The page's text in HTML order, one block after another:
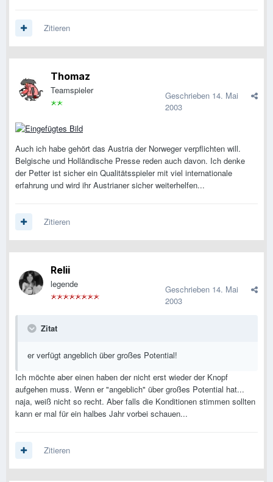
Zitieren
Thomaz
Teamspieler Geschrieben 14. Mai
2003
Auch ich habe gehört das Austria der Norweger verpflichten will.
Belgische und Holländische Presse reden auch davon. Ich denke
der Petter ist sicher ein Qualitätsspieler mit viel internationale
erfahrung und wird ihr Austrianer sicher weiterhelfen...
Zitieren
Relii
legende Geschrieben 14. Mai
2003
Zitat
er verfügt angeblich über großes Potential!
Ich möchte aber einen haben der nicht erst wieder der Knopf
aufgehen muss. Wenn er "angeblich" über großes Potential hat...
naja, weiß nicht so recht. Aber falls die Konditionen stimmen sollten
kann er mal für ein halbes Jahr vorbei schauen...
Zitieren